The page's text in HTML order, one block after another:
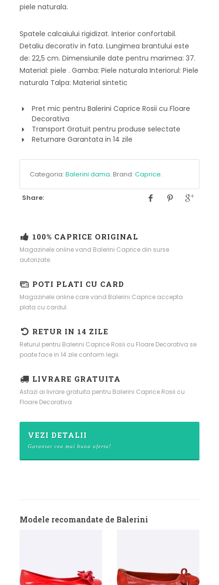
piele naturala.
Spatele calcaiului rigidizat. Interior confortabil.
Detaliu decorativ in fata. Lungimea brantului este
de: 22,5 cm. Dimensiunile date pentru marimea: 37.
Material: piele . Gamba: Piele naturala Interiorul: Piele
naturala Talpa: Material sintetic
Pret mic pentru Balerini Caprice Rosii cu Floare
Decorativa
Transport Gratuit pentru produse selectate
Returnare Garantata in 14 zile
Categoria: Balerini dama. Brand: Caprice.
Share:
100% CAPRICE ORIGINAL
Magazinele online vand Balerini Caprice din surse
autorizate.
POTI PLATI CU CARD
Magazinele online care vand Balerini Caprice accepta
plata cu cardul.
RETUR IN 14 ZILE
Returul pentru Balerini Caprice Rosii cu Floare Decorativa se
poate face in 14 zile conform legii.
LIVRARE GRATUITA
Astazi ai livrare gratuita pentru Balerini Caprice Rosii cu
Floare Decorativa
VEZI DETALII
Garantat cea mai buna oferta!
Modele recomandate de Balerini